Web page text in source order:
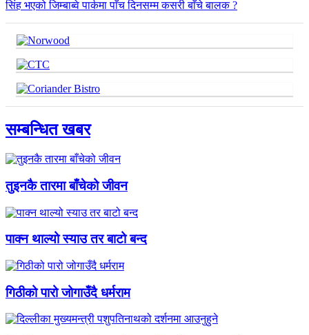
सिंह भएको जिम्बाब्वे पार्कमा पाँच दिनसम्म कसरी बाँचे बालक ?
सम्बन्धित खबर
तुइनकै तारमा बाँचेको जीवन
पाक्न थाल्यो स्याउ तर बाटो बन्द
गिठीको पारो जोगाउँदै धर्मराम